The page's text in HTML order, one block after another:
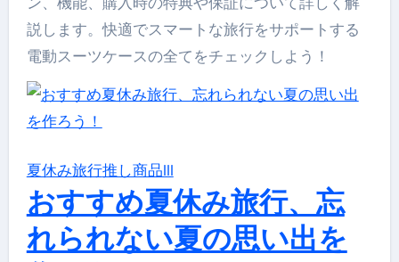
説します。快適でスマートな旅行をサポートする
電動スーツケースの全てをチェックしよう！
夏休み旅行推し商品III
おすすめ夏休み旅行、忘
れられない夏の思い出を